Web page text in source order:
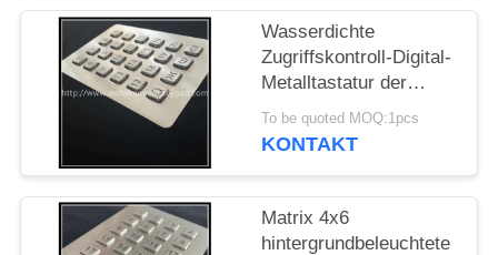
Wasserdichte
Zugriffskontroll-Digital-
Metalltastatur der
numerischen Tastatur-
IP65
To be quoted MOQ:1pcs
KONTAKT
Matrix 4x6
hintergrundbeleuchtete